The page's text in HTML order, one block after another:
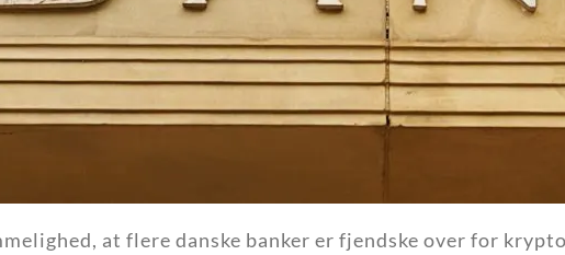
at flere danske banker er fjendske over for